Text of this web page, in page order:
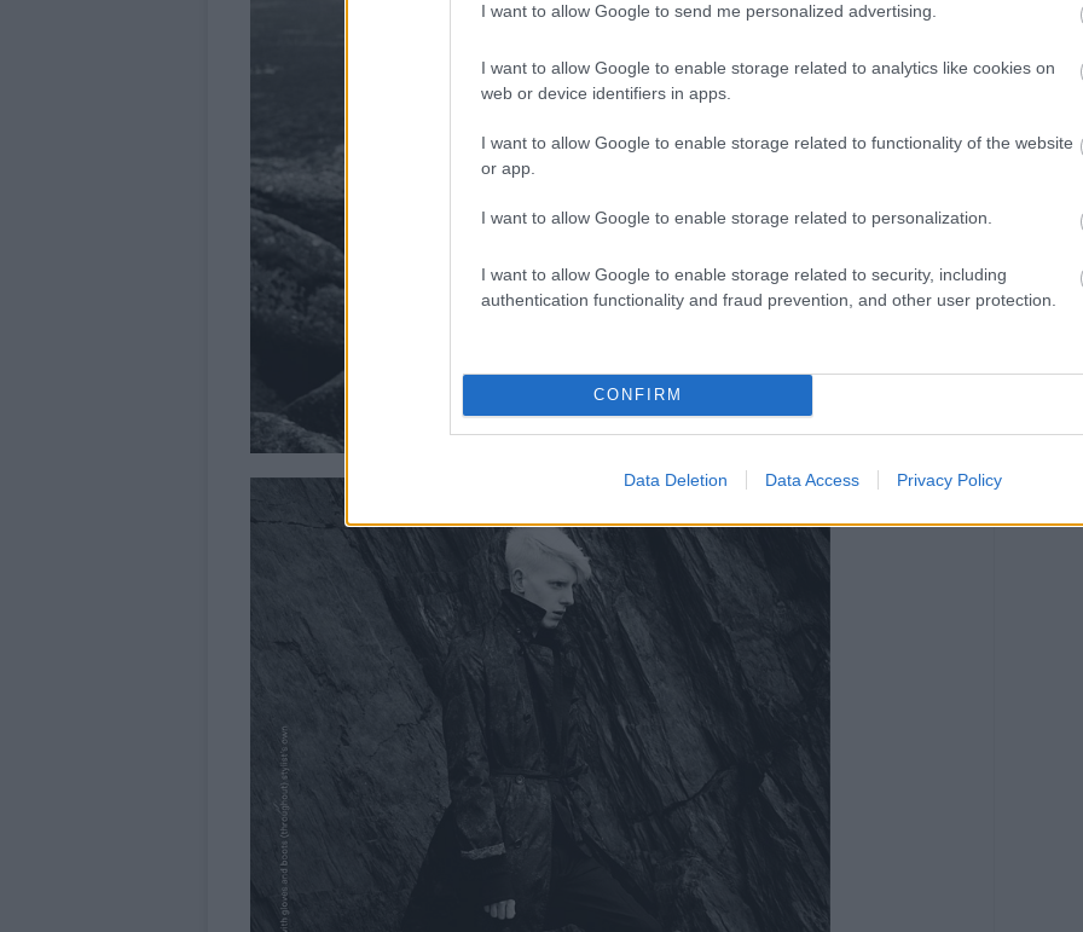
I want to allow Google to send me personalized advertising.
I want to allow Google to enable storage related to analytics like cookies on
web or device identifiers in apps.
I want to allow Google to enable storage related to functionality of the website
or app.
I want to allow Google to enable storage related to personalization.
I want to allow Google to enable storage related to security, including
authentication functionality and fraud prevention, and other user protection.
CONFIRM
Data Deletion Data Access Privacy Policy